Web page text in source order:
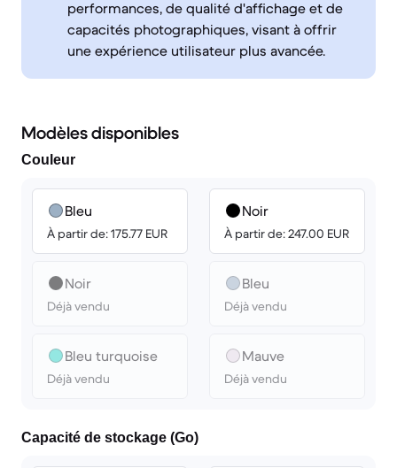
performances, de qualité d'affichage et de
capacités photographiques, visant à offrir
une expérience utilisateur plus avancée.
Modèles disponibles
Couleur
Bleu
À partir de: 175.77 EUR
Noir
Déjà vendu
Bleu turquoise
Déjà vendu
Noir
À partir de: 247.00 EUR
Bleu
Déjà vendu
Mauve
Déjà vendu
Capacité de stockage (Go)